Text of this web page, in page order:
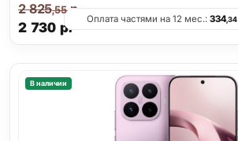
2 730 р.
2 825,55р.
Оплата частями на 12 мес.:334,34
В наличии